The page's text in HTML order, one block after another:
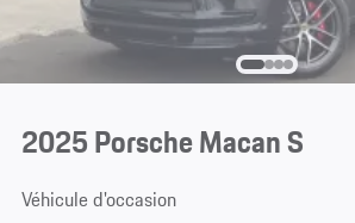
2025 Porsche Macan S
Véhicule d'occasion